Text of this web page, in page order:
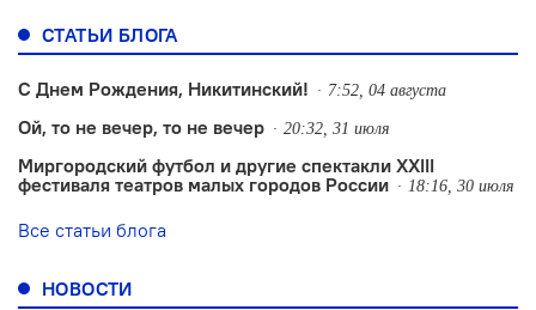
СТАТЬИ БЛОГА
С Днем Рождения, Никитинский! 7:52, 04 августа
Ой, то не вечер, то не вечер 20:32, 31 июля
Миргородский футбол и другие спектакли XXIII
фестиваля театров малых городов России
18:16, 30 июля
Все статьи блога
НОВОСТИ